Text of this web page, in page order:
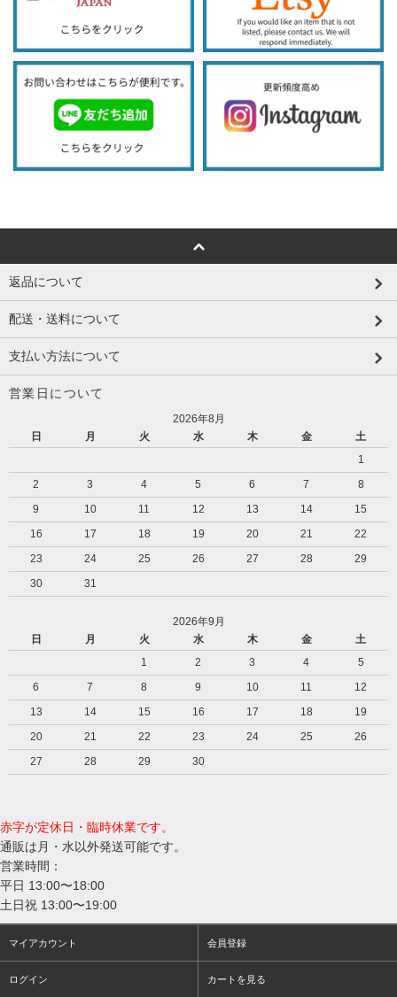
返品について
配送・送料について
支払い方法について
営業日について
2026年8月
日
月 火 水 木 金
土
1
2
3 4 5 6 7
8
9
10 11 12 13 14
15
16
17 18 19 20 21
22
23
24 25 26 27 28
29
30
31
2026年9月
日
月 火 水 木 金
土
1
2 3 4
5
6
7 8 9 10 11
12
13
14 15 16 17 18
19
20
21 22 23 24 25
26
27
28 29 30
赤字が定休日・臨時休業です。
通販は月・水以外発送可能です。
営業時間：
平日 13:00〜18:00
土日祝 13:00〜19:00
マイアカウント 会員登録
ログイン カートを見る